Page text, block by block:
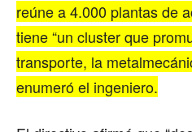
reúne a 4.000 plantas de
tiene “un cluster que
transporte, la
enumeró el ingeniero.